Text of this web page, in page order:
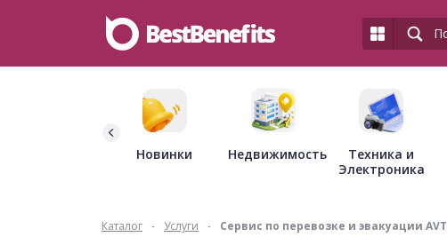
Новинки Недвижимость
Техника и
Электроника
Каталог - Услуги - Сервис по перевозке и эвакуации